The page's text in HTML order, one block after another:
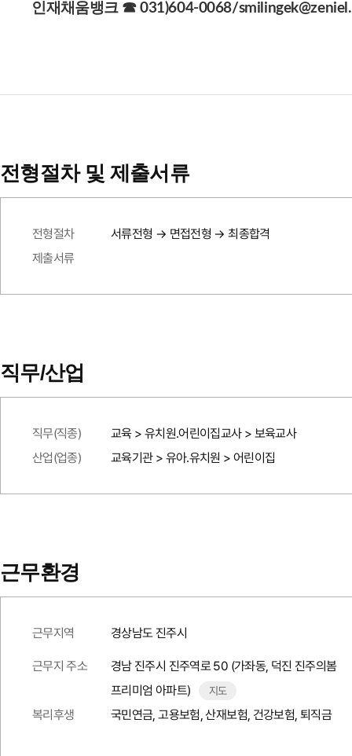
인재채움뱅크 ☎ 031)604-0068/
전형절차 및 제출서류
전형절차
서류전형 → 면접전형 → 최종합격
제출서류
직무/산업
직무(직종)
교육 > 유치원.어린이집교사 > 보육교사
산업(업종)
교육기관 > 유아.유치원 > 어린이집
근무환경
근무지역 경상남도 진주시
근무지 주소
경남 진주시 진주역로 50 (가좌동, 덕진 진주의봄
프리미엄 아파트)
지도
복리후생 국민연금, 고용보험, 산재보험, 건강보험, 퇴직금